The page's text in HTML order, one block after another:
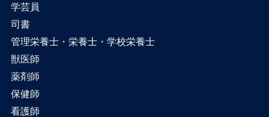
学芸員
司書
管理栄養士・栄養士・学校栄養士
獣医師
薬剤師
保健師
看護師